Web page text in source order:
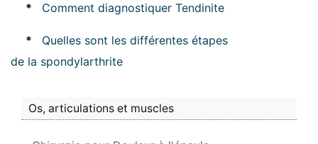
* Comment diagnostiquer Tendinite
*
Quelles sont les différentes étapes
de la spondylarthrite
Os, articulations et muscles